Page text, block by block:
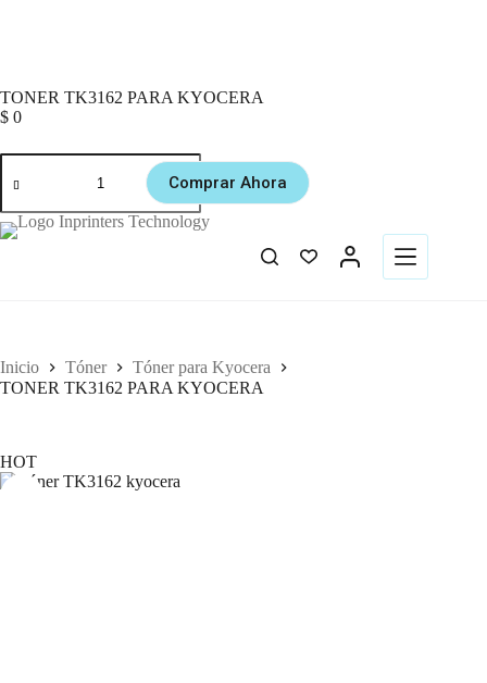
TONER TK3162 PARA KYOCERA
$ 0
Comprar Ahora
Inicio Tóner
Tóner para Kyocera
TONER TK3162 PARA KYOCERA
HOT